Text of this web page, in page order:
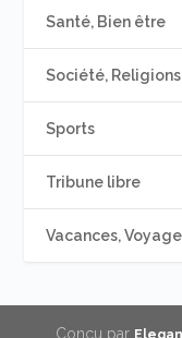
Santé, Bien être
Société, Religions
Sports
Tribune libre
Vacances,
Conçu par